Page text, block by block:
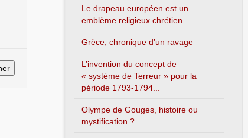
Le drapeau européen est un
emblème religieux chrétien
Grèce, chronique d’un ravage
L’invention du concept de
« système de Terreur » pour la
période 1793-1794...
Olympe de Gouges, histoire ou
mystification ?